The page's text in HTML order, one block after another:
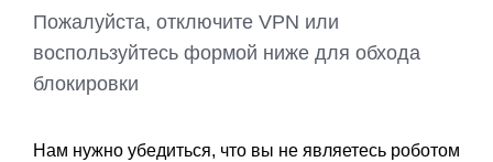
Пожалуйста, отключите VPN или
воспользуйтесь формой ниже для обхода
блокировки
Нам нужно убедиться, что вы не являетесь роботом